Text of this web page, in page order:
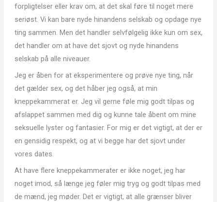
forpligtelser eller krav om, at det skal føre til noget mere
seriøst. Vi kan bare nyde hinandens selskab og opdage nye
ting sammen. Men det handler selvfølgelig ikke kun om sex,
det handler om at have det sjovt og nyde hinandens
selskab på alle niveauer.
Jeg er åben for at eksperimentere og prøve nye ting, når
det gælder sex, og det håber jeg også, at min
kneppekammerat er. Jeg vil gerne føle mig godt tilpas og
afslappet sammen med dig og kunne tale åbent om mine
seksuelle lyster og fantasier. For mig er det vigtigt, at der er
en gensidig respekt, og at vi begge har det sjovt under
vores dates.
At have flere kneppekammerater er ikke noget, jeg har
noget imod, så længe jeg føler mig tryg og godt tilpas med
de mænd, jeg møder. Det er vigtigt, at alle grænser bliver